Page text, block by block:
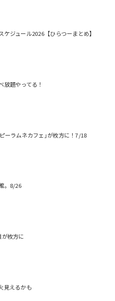
ケジュール2026【ひらつーまとめ】
放題やってる！
ーラムネカフェ｣が枚方に！7/18
。8/26
枚方に
見えるかも